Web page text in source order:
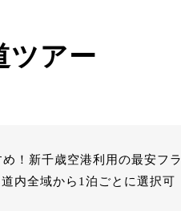
ツアー
！新千歳空港利用の最安フラ
内全域から1泊ごとに選択可